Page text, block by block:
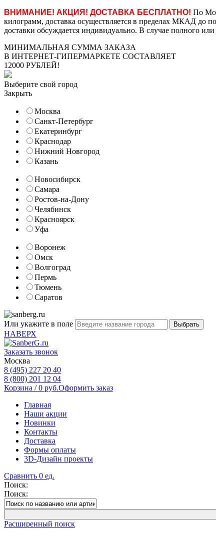
ВНИМАНИЕ! АКЦИЯ! ДОСТАВКА БЕСПЛАТНО! По
килограмм, доставка осуществляется в пределах МКАД до
доставки обсуждается индивидуально. В случае полного
МИНИМАЛЬНАЯ СУММА ЗАКАЗА
В ИНТЕРНЕТ-ГИПЕРМАРКЕТЕ СОСТАВЛЯЕТ
12000 РУБЛЕЙ!
Выберите свой город
Закрыть
Москва
Санкт-Петербург
Екатеринбург
Краснодар
Нижний Новгород
Казань
Новосибирск
Самара
Ростов-на-Дону
Челябинск
Красноярск
Уфа
Воронеж
Омск
Волгоград
Пермь
Тюмень
Саратов
Или укажите в поле
НАВЕРХ
Заказать звонок
Москва
8 (495) 227 20 40
8 (800) 201 12 04
Корзина /0 руб.Оформить заказ
Главная
Наши акции
Новинки
Контакты
Доставка
Формы оплаты
3D-Дизайн проекты
Сравнить 0 ед.
Поиск:
Поиск:
Расширенный поиск